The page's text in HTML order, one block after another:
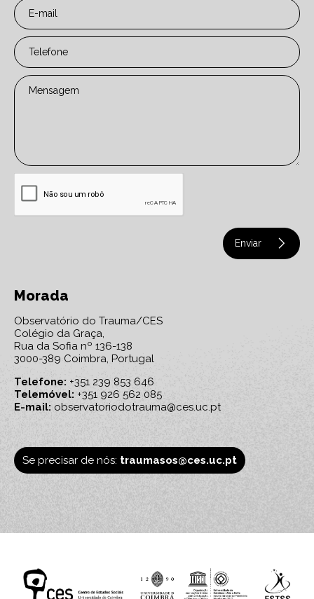
E-mail
Telefone
Mensagem
Enviar
Morada
Observatório do Trauma/CES
Colégio da Graça,
Rua da Sofia nº 136-138
3000-389 Coimbra, Portugal
Telefone: +351 239 853 646
Telemóvel: +351 926 562 085
E-mail: observatoriodotrauma@ces.uc.pt
Se precisar de nós: traumasos@ces.uc.pt